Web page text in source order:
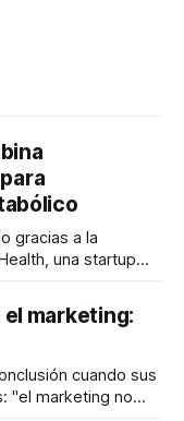
gracias a la
una startup
y monitoreo
a tomar mejores
propuesta busca
el marketing:
cuando sus
"el marketing no